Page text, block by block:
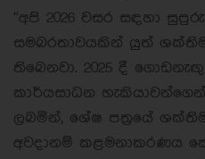
“අපි 2026 වසර සඳහා
සමබරතාවයකින් යුත්
තිබෙනවා. 2025 දී
කාර්යසාධන
ලබමින්, ශේෂ පත්‍රයේ
අවදානම් කළමනාකරණය